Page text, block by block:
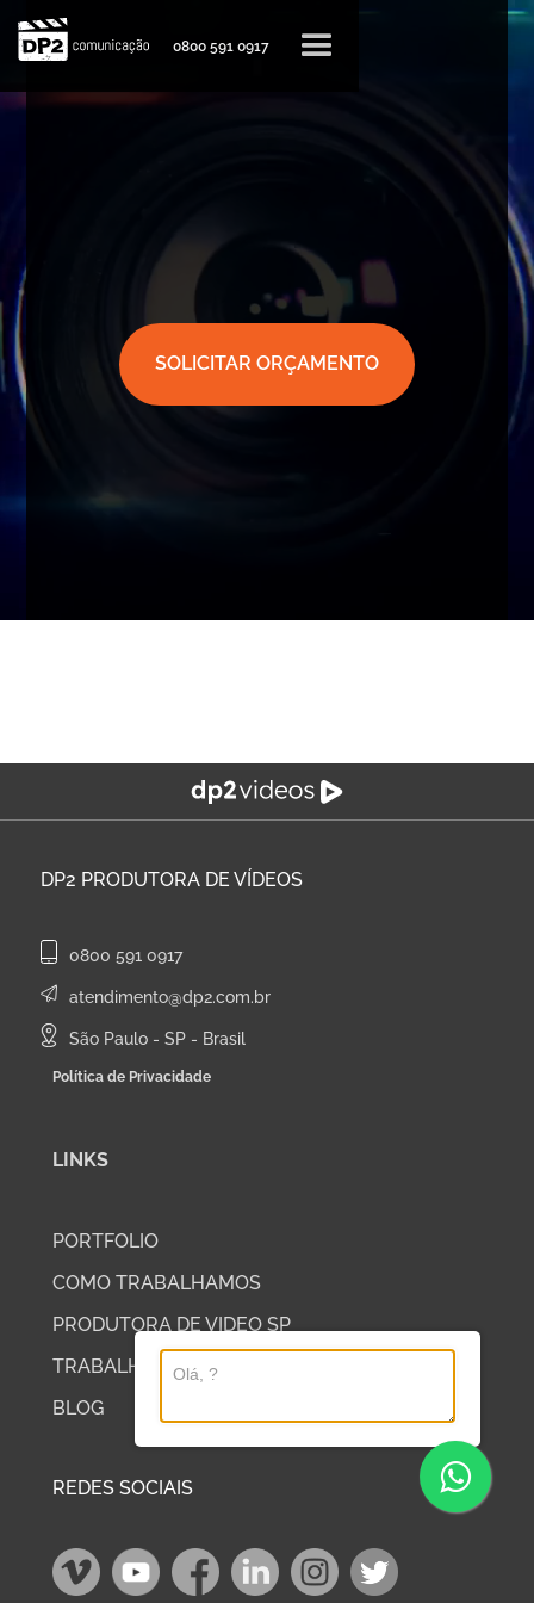
0800 591 0917
SOLICITAR ORÇAMENTO
DP2 PRODUTORA DE VÍDEOS
0800 591 0917
atendimento@dp2.com.br
São Paulo - SP - Brasil
Política de Privacidade
LINKS
PORTFOLIO
COMO TRABALHAMOS
PRODUTORA DE VIDEO SP
TRABALHE COM A DP2
BLOG
REDES SOCIAIS